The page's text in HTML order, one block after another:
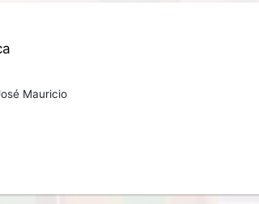
Mauricio